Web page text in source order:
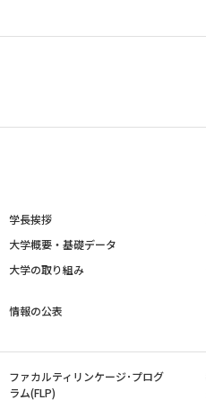
学長挨拶
大学概要・基礎データ
大学の取り組み
情報の公表
ファカルティリンケージ･プログ
ラム(FLP)